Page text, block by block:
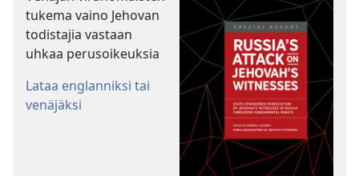
tukema vaino Jehovan
todistajia vastaan
uhkaa perusoikeuksia
Lataa englanniksi tai
venäjäksi